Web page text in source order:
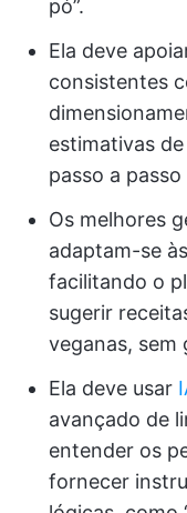
pó”.
Ela deve
consistentes
estimativas
passo a
Os melhores
adaptam-se
facilitando o
sugerir
veganas, sem
Ela deve usar
avançado de
entender os
fornecer